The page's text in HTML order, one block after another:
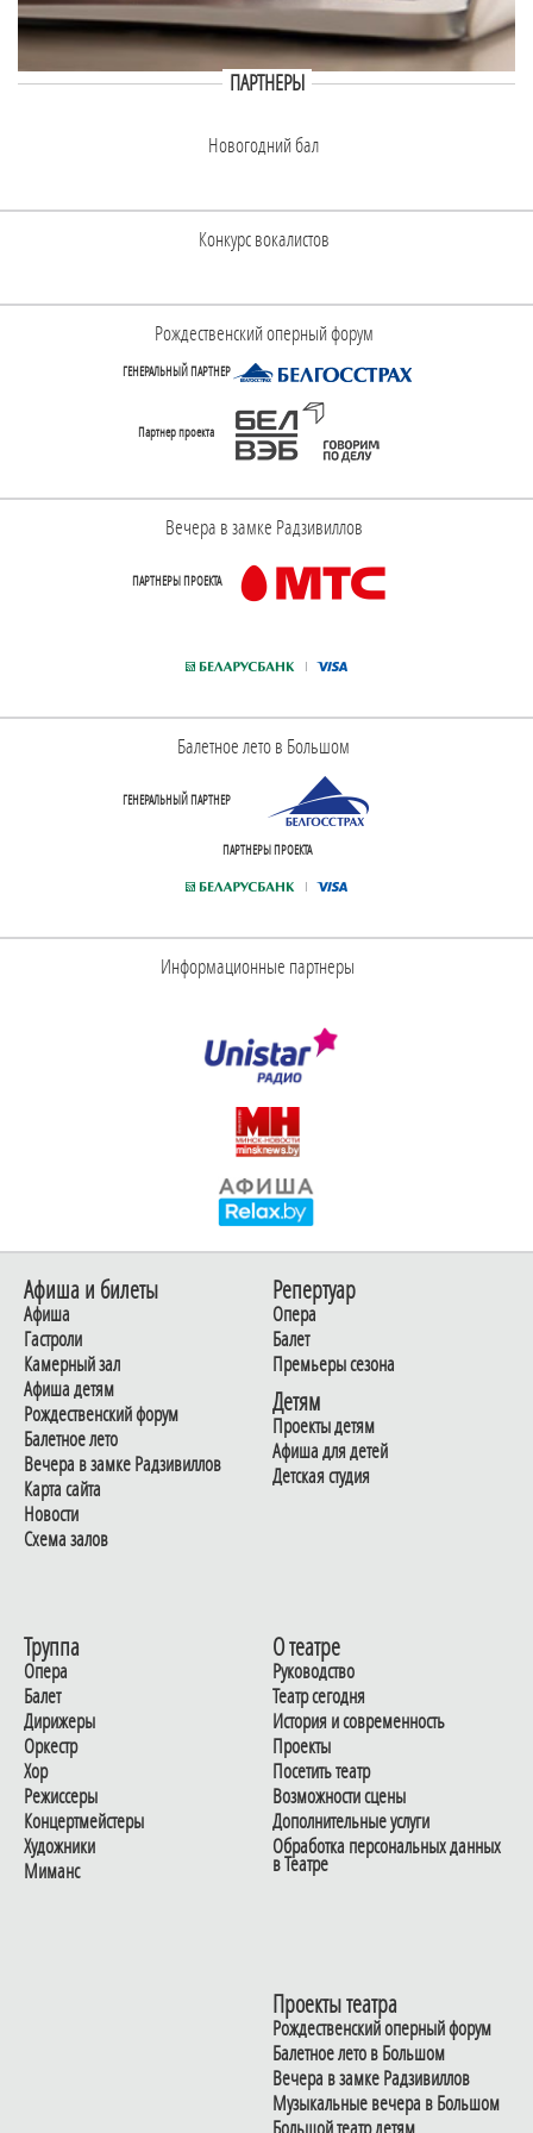
ПАРТНЕРЫ
Новогодний бал
Конкурс вокалистов
Рождественский оперный форум
ГЕНЕРАЛЬНЫЙ ПАРТНЕР
Партнер проекта
Вечера в замке Радзивиллов
ПАРТНЕРЫ ПРОЕКТА
Балетное лето в Большом
ГЕНЕРАЛЬНЫЙ ПАРТНЕР
ПАРТНЕРЫ ПРОЕКТА
Информационные партнеры
Афиша и билеты
Афиша
Гастроли
Камерный зал
Афиша детям
Рождественский форум
Балетное лето
Вечера в замке Радзивиллов
Карта сайта
Новости
Схема залов
Репертуар
Опера
Балет
Премьеры сезона
Детям
Проекты детям
Афиша для детей
Детская студия
Труппа
Опера
Балет
Дирижеры
Оркестр
Хор
Режиссеры
Концертмейстеры
Художники
Миманс
О театре
Руководство
Театр сегодня
История и современность
Проекты
Посетить театр
Возможности сцены
Дополнительные услуги
Обработка персональных данных
в Театре
Проекты театра
Рождественский оперный форум
Балетное лето в Большом
Вечера в замке Радзивиллов
Музыкальные вечера в Большом